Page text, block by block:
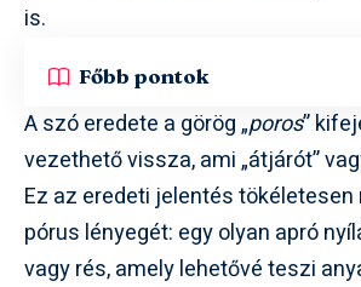
is.
Főbb pontok
A szó eredete a görög „poros”
vezethető vissza, ami „átjárót”
Ez az eredeti jelentés tökéletesen
pórus lényegét: egy olyan apró
vagy rés, amely lehetővé teszi